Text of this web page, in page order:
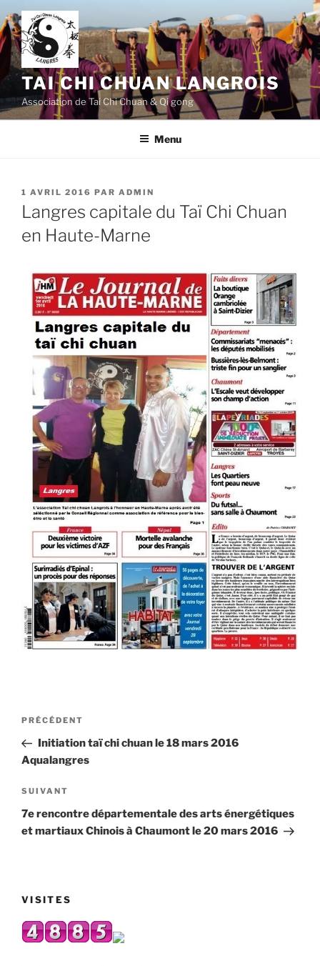
Aller
au
contenu
principal
TAI CHI CHUAN LANGROIS
Association de Tai Chi Chuan & Qi gong
Menu
PUBLIÉ
LE
1 AVRIL 2016 PAR ADMIN
Langres capitale du Taï Chi Chuan
en Haute-Marne
Navigation
l’article
Article
précédent
PRÉCÉDENT
Initiation taï chi chuan le 18 mars 2016
Aqualangres
Article
suivant
SUIVANT
7e rencontre départementale des arts énergétiques
et martiaux Chinois à Chaumont le 20 mars 2016
VISITES